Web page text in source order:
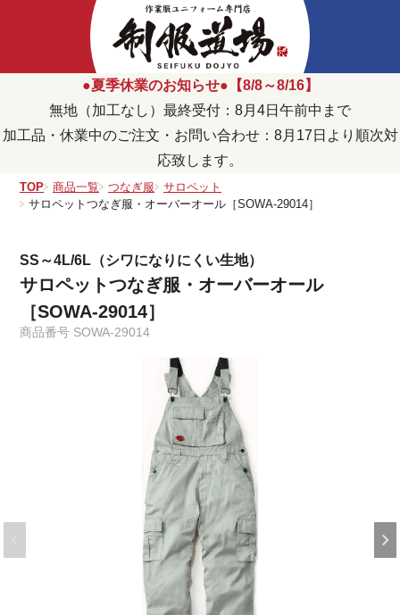
●夏季休業のお知らせ●【8/8～8/16】
無地（加工なし）最終受付：8月4日午前中まで
加工品・休業中のご注文・お問い合わせ：8月17日より順次対
応致します。
TOP 商品一覧 つなぎ服
サロペット
サロペットつなぎ服・オーバーオール［SOWA-29014］
SS～4L/6L（シワになりにくい生地）
サロペットつなぎ服・オーバーオール
［SOWA-29014］
商品番号 SOWA-29014